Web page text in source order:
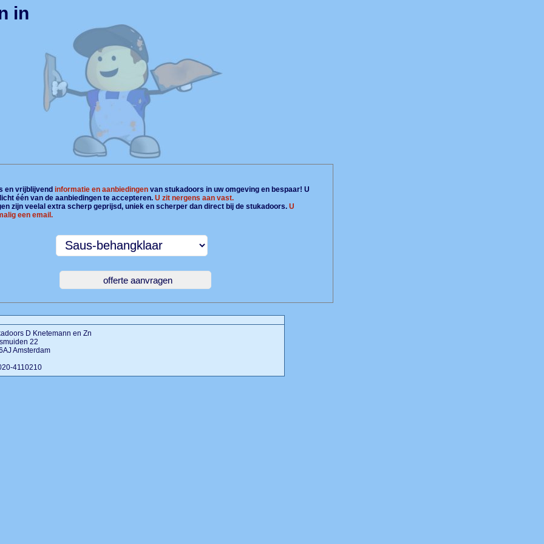
in
en vrijblijvend informatie en aanbiedingenvan stukadoors in uw omgeving en bespaar! U
één van de aanbiedingen te accepteren. U zit nergens aan vast.
zijn veelal extra scherp geprijsd, uniek en scherper dan direct bij de stukadoors. U
een email.
D Knetemann en Zn
22
Amsterdam
4110210